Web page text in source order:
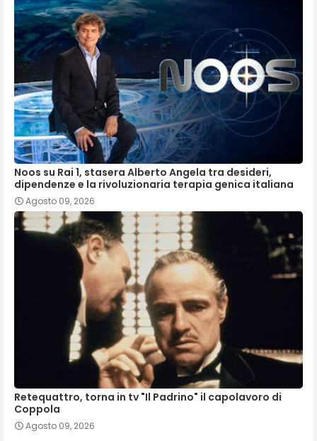
Noos su Rai 1, stasera Alberto Angela tra desideri,
dipendenze e la rivoluzionaria terapia genica italiana
Agosto 09, 2026
Retequattro, torna in tv "Il Padrino" il capolavoro di
Coppola
Agosto 09, 2026